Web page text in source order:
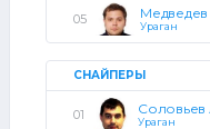
Медведев
Ураган
СНАЙПЕРЫ
Соловьев
Ураган